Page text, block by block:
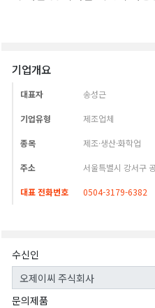
기업개요
대표자 송성근
기업유형 제조업체
종목 제조·생산·화학업
주소 서울특별시 강서구
대표 전화번호 0504-3179-6382
수신인
문의제품